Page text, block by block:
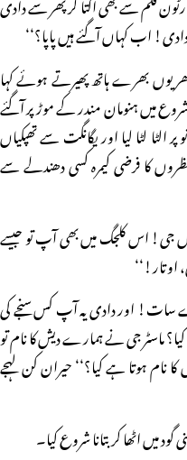
اب کہاں آگئے ہیں پاپا؟‘‘
بھرے ہاتھ پھیرتے ہوئے کہا
میں ہنومان مندر کے موڑ پر آگئے
الٹا لٹا لیا اور یگانگت سے تھپکیاں
کا فرضی کیمرہ کسی دھندلے سے
جی! اس کلجگ میں بھی آپ تو جیسے
سات! اور دادی یہ آپ کس سنجے کی
ماسٹر جی نے ہمارے دیش کا نام تو
نام ہوتا ہے کیا؟‘‘ حیران کن لہجے
میں اٹھا کر بتانا شروع کیا۔